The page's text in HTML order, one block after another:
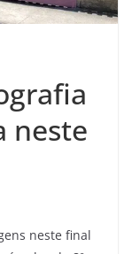
neste
neste final